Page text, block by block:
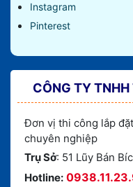
Instagram
Pinterest
CÔNG TY
Đơn vị thi công lắp
chuyên nghiệp
Trụ Sở: 51 Lũy Bán
Hotline: